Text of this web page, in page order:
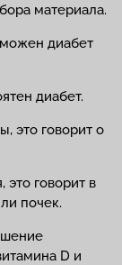
материала.
диабет
диабет.
это говорит о
говорит в
почек.
D и